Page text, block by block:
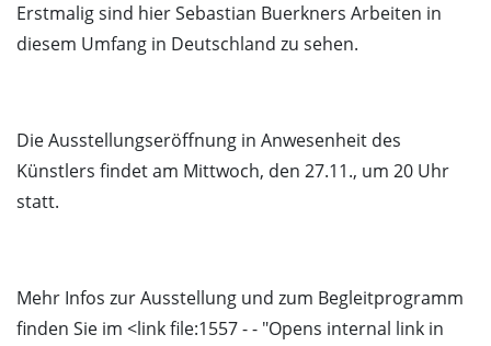
Erstmalig sind hier Sebastian Buerkners Arbeiten in
diesem Umfang in Deutschland zu sehen.
Die Ausstellungseröffnung in Anwesenheit des
Künstlers findet am Mittwoch, den 27.11., um 20 Uhr
statt.
Mehr Infos zur Ausstellung und zum Begleitprogramm
finden Sie im <link file:1557 - - "Opens internal link in